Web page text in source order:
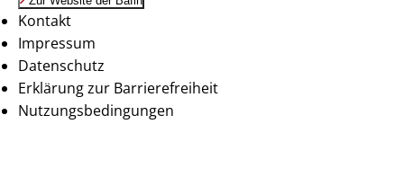
Kontakt
Impressum
Datenschutz
Erklärung zur Barrierefreiheit
Nutzungsbedingungen